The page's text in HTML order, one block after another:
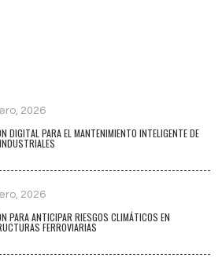
2026
DIGITAL PARA EL MANTENIMIENTO INTELIGENTE DE
2026
PARA ANTICIPAR RIESGOS CLIMÁTICOS EN
FERROVIARIAS